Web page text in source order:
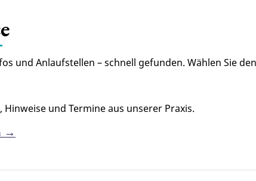
und Anlaufstellen – schnell gefunden. Wählen Sie
Hinweise und Termine aus unserer Praxis.